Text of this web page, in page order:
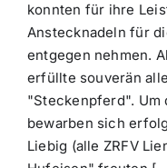
konnten für ihre
Anstecknadeln für
entgegen nehmen.
erfüllte souverän
"Steckenpferd". Um
bewarben sich
Liebig (alle ZRFV